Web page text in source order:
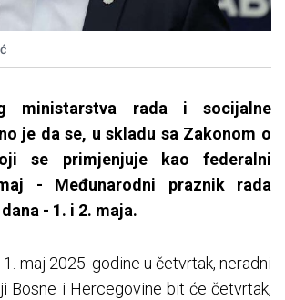
ministarstva rada i socijalne
je da se, u skladu sa Zakonom o
se primjenjuje kao federalni
- Međunarodni praznik rada
- 1. i 2. maja.
maj 2025. godine u četvrtak, neradni
Bosne i Hercegovine bit će četvrtak,